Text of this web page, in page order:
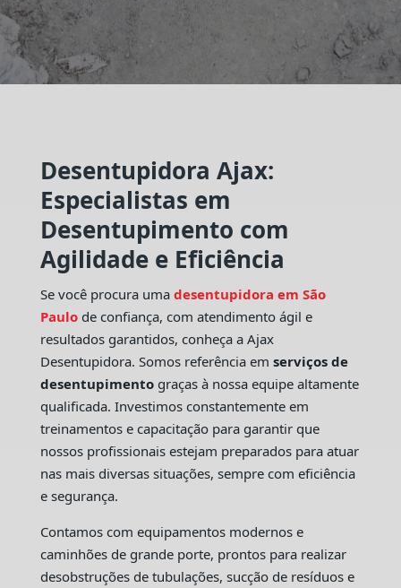
Desentupidora Ajax:
Especialistas em
Desentupimento com
Agilidade e Eficiência
Se você procura uma desentupidora em São
Paulo de confiança, com atendimento ágil e
resultados garantidos, conheça a Ajax
Desentupidora. Somos referência em serviços de
desentupimentograças à nossa equipe altamente
qualificada. Investimos constantemente em
treinamentos e capacitação para garantir que
nossos profissionais estejam preparados para atuar
nas mais diversas situações, sempre com eficiência
e segurança.
Contamos com equipamentos modernos e
caminhões de grande porte, prontos para realizar
desobstruções de tubulações, sucção de resíduos e